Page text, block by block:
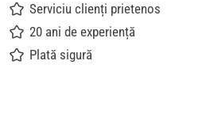
Serviciu clienți prietenos
20 ani de experiență
Plată sigură